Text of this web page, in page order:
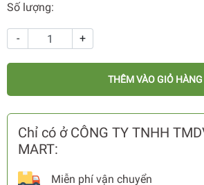
Số lượng:
- +
THÊM VÀO GIỎ HÀNG
Chỉ có ở CÔNG TY TNHH
MART:
Miễn phí vận chuyển